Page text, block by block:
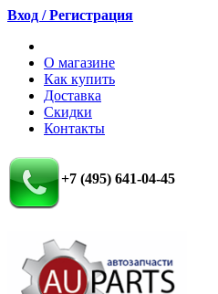
Вход / Регистрация
О магазине
Как купить
Доставка
Скидки
Контакты
+7 (495) 641-04-45